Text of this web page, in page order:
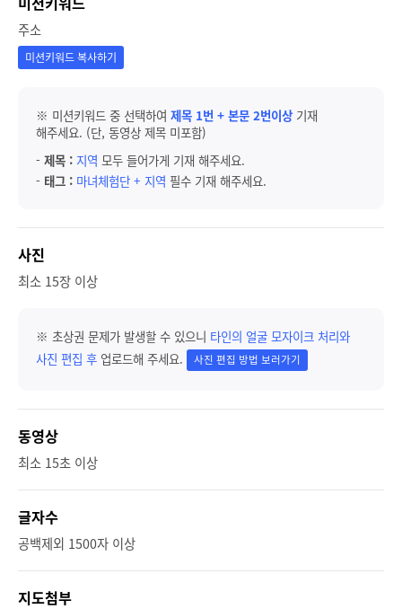
주소
미션키워드 복사하기
※ 미션키워드 중 선택하여 제목 1번 + 본문 2번이상 기재
해주세요. (단, 동영상 제목 미포함)
- 제목 : 지역 모두 들어가게 기재 해주세요.
- 태그 : 마녀체험단 + 지역 필수 기재 해주세요.
사진
최소 15장 이상
※ 초상권 문제가 발생할 수 있으니 타인의 얼굴 모자이크 처리와
사진 편집 후 업로드해 주세요. 사진 편집 방법 보러가기
동영상
최소 15초 이상
글자수
공백제외 1500자 이상
지도첨부